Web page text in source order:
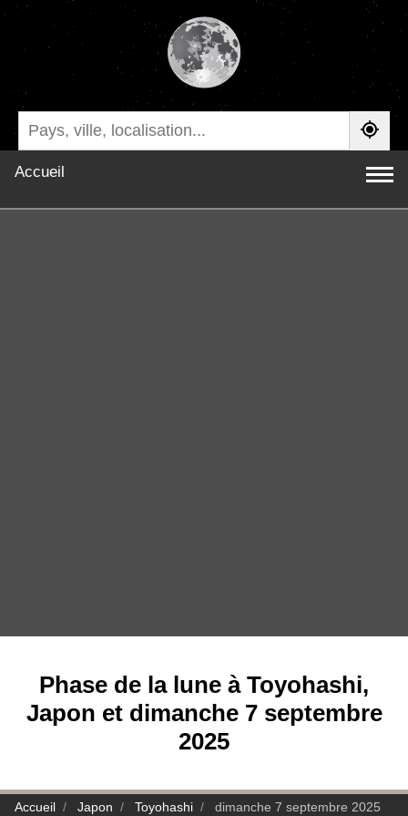
Accueil
Phase de la lune à Toyohashi,
Japon et dimanche 7 septembre
2025
Accueil Japon Toyohashi dimanche 7 septembre 2025